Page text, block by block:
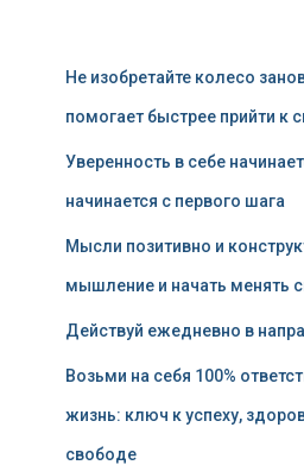
Не изобретайте колесо
помогает быстрее прийти к
Уверенность в себе
начинается с первого шага
Мысли позитивно и
мышление и начать менять
Действуй ежедневно в
Возьми на себя 100%
жизнь: ключ к успеху,
свободе